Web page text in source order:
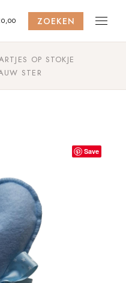
0,00 ZOEKEN
OP STOKJE
STER
Save